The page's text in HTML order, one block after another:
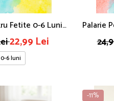
Fetite 0-6 Luni,
Broderie
De Fixare,
Roz
22,99 Lei
0-6 luni
Palarie
-11%